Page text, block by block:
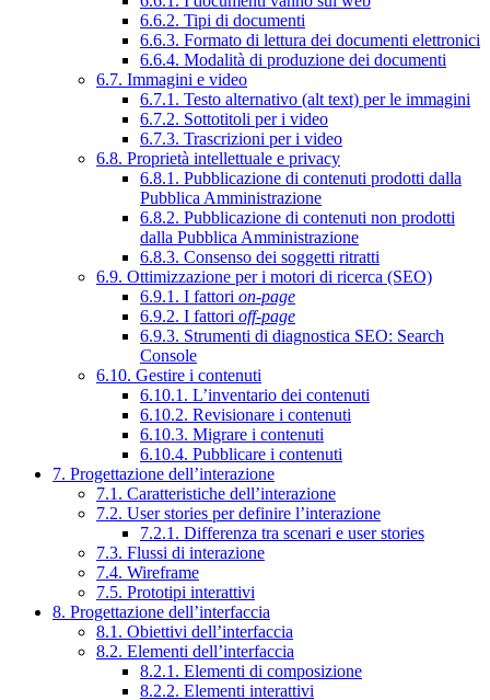
6.6.2. Tipi di documenti
6.6.3. Formato di lettura dei documenti elettronici
6.6.4. Modalità di produzione dei documenti
6.7. Immagini e video
6.7.1. Testo alternativo (alt text) per le immagini
6.7.2. Sottotitoli per i video
6.7.3. Trascrizioni per i video
6.8. Proprietà intellettuale e privacy
6.8.1. Pubblicazione di contenuti prodotti dalla
Pubblica Amministrazione
6.8.2. Pubblicazione di contenuti non prodotti
dalla Pubblica Amministrazione
6.8.3. Consenso dei soggetti ritratti
6.9. Ottimizzazione per i motori di ricerca (SEO)
6.9.1. I fattori on-page
6.9.2. I fattori off-page
6.9.3. Strumenti di diagnostica SEO: Search
Console
6.10. Gestire i contenuti
6.10.1. L’inventario dei contenuti
6.10.2. Revisionare i contenuti
6.10.3. Migrare i contenuti
6.10.4. Pubblicare i contenuti
7. Progettazione dell’interazione
7.1. Caratteristiche dell’interazione
7.2. User stories per definire l’interazione
7.2.1. Differenza tra scenari e user stories
7.3. Flussi di interazione
7.4. Wireframe
7.5. Prototipi interattivi
8. Progettazione dell’interfaccia
8.1. Obiettivi dell’interfaccia
8.2. Elementi dell’interfaccia
8.2.1. Elementi di composizione
8.2.2. Elementi interattivi